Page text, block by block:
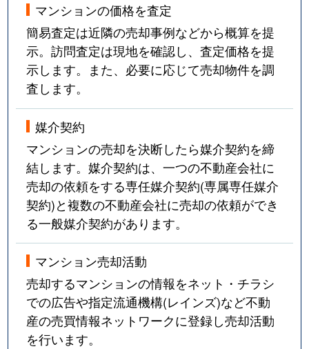
マンションの価格を査定
簡易査定は近隣の売却事例などから概算を提
示。訪問査定は現地を確認し、査定価格を提
示します。また、必要に応じて売却物件を調
査します。
媒介契約
マンションの売却を決断したら媒介契約を締
結します。媒介契約は、一つの不動産会社に
売却の依頼をする専任媒介契約(専属専任媒介
契約)と複数の不動産会社に売却の依頼ができ
る一般媒介契約があります。
マンション売却活動
売却するマンションの情報をネット・チラシ
での広告や指定流通機構(レインズ)など不動
産の売買情報ネットワークに登録し売却活動
を行います。